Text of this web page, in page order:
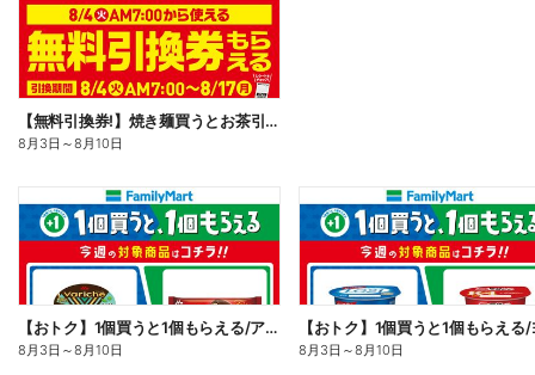
【無料引換券!】焼き麺買うとお茶引換券貰える!
8月3日 ～8月10日
【おトク】1個買うと1個もらえる/アイス
8月3日 ～8月10日 8月3日 ～8月10日